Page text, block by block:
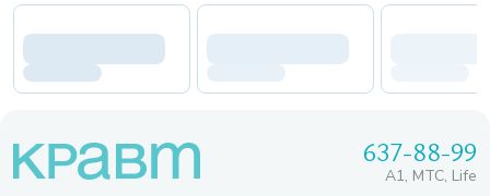
637-88-99
A1, МТС, Life